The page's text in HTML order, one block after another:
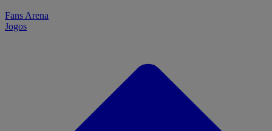
Fans Arena
Jogos